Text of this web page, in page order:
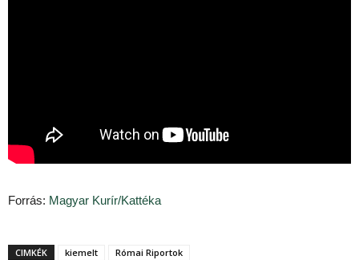
Forrás: Magyar Kurír/Kattéka
CIMKÉK kiemelt Római Riportok